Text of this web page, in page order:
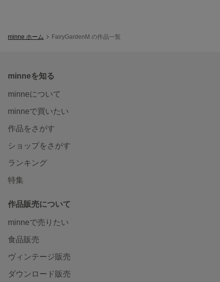
minne ホーム FairyGardenM の作品一覧
minneを知る
minneについて
minneで買いたい
作品をさがす
ショップをさがす
ランキング
特集
作品販売について
minneで売りたい
食品販売
ヴィンテージ販売
ダウンロード販売